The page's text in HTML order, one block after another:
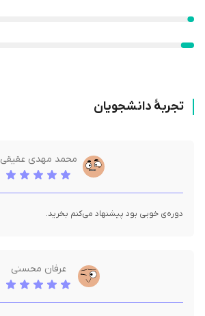
تجربۀ دانشجویان
محمد مهدی عقیقی
دوره‌ی خوبی بود پیشنهاد می‌کنم بخرید.
عرفان محسنی